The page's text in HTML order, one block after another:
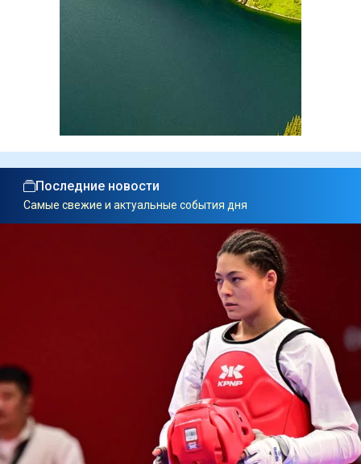
Последние новости
Самые свежие и актуальные события дня